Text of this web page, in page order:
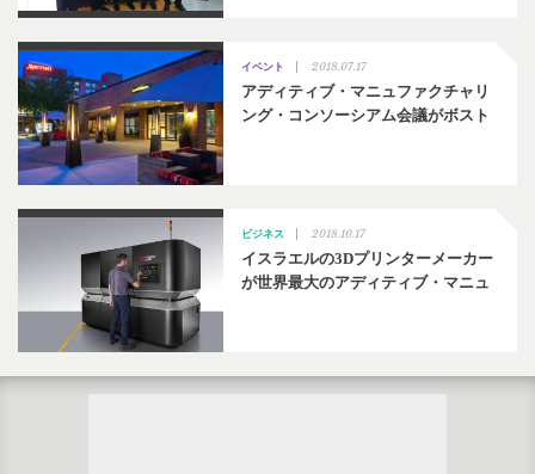
イベント 2018.07.17
アディティブ・マニュファクチャリ
ング・コンソーシアム会議がボスト
ビジネス 2018.10.17
イスラエルの3Dプリンターメーカー
が世界最大のアディティブ・マニュ